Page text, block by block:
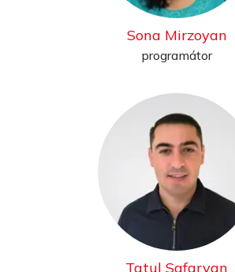
Sona Mirzoyan
programátor
Tatul Safaryan